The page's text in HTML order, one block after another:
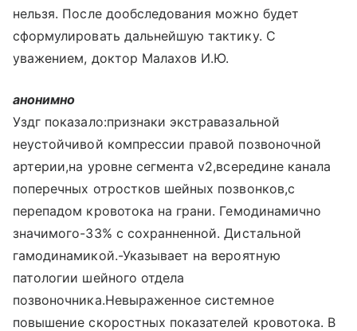
нельзя. После дообследования можно будет
сформулировать дальнейшую тактику. С
уважением, доктор Малахов И.Ю.
анонимно
Уздг показало:признаки экстравазальной
неустойчивой компрессии правой позвоночной
артерии,на уровне сегмента v2,всередине канала
поперечных отростков шейных позвонков,с
перепадом кровотока на грани. Гемодинамично
значимого-33% с сохранненной. Дистальной
гамодинамикой.-Указывает на вероятную
патологии шейного отдела
позвоночника.Невыраженное системное
повышение скоростных показателей кровотока. В